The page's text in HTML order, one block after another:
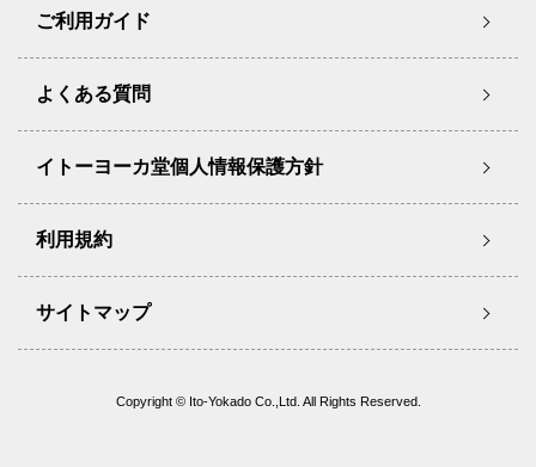
ご利用ガイド
よくある質問
イトーヨーカ堂個人情報保護方針
利用規約
サイトマップ
Copyright © Ito-Yokado Co.,Ltd. All Rights Reserved.